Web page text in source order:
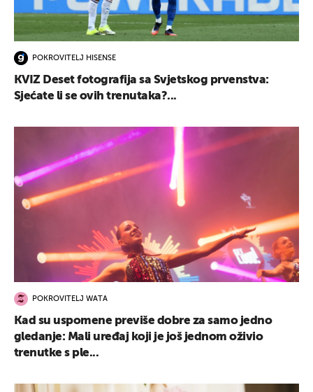
POKROVITELJ HISENSE
KVIZ Deset fotografija sa Svjetskog prvenstva:
Sjećate li se ovih trenutaka?...
POKROVITELJ WATA
Kad su uspomene previše dobre za samo jedno
gledanje: Mali uređaj koji je još jednom oživio
trenutke s ple...